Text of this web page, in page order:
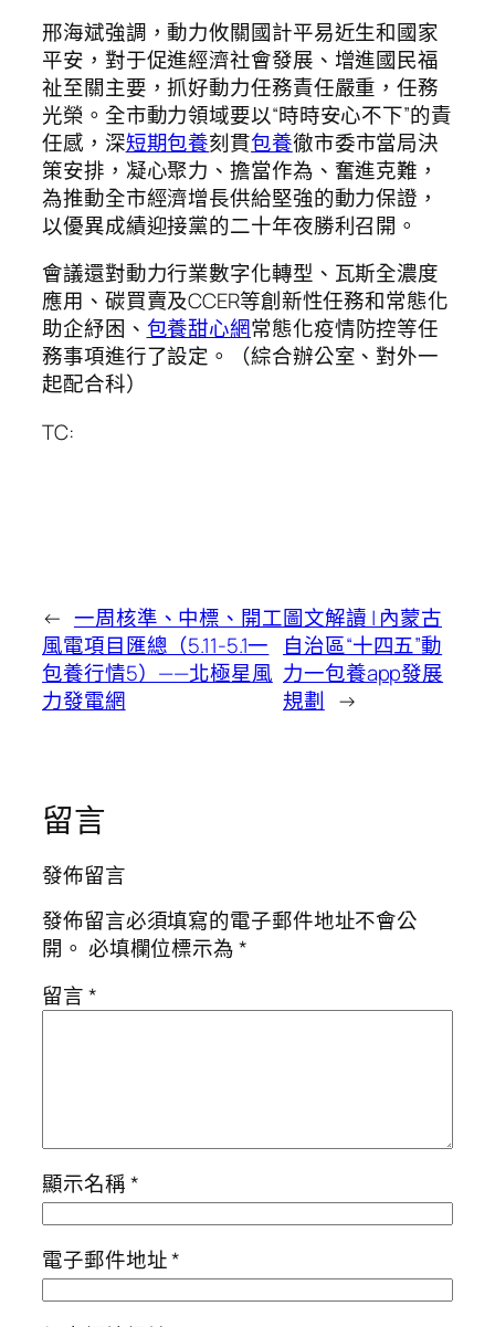
邢海斌強調，動力攸關國計平易近生和國家
平安，對于促進經濟社會發展、增進國民福
祉至關主要，抓好動力任務責任嚴重，任務
光榮。全市動力領域要以“時時安心不下”的責
任感，深短期包養刻貫包養徹市委市當局決
策安排，凝心聚力、擔當作為、奮進克難，
為推動全市經濟增長供給堅強的動力保證，
以優異成績迎接黨的二十年夜勝利召開。
會議還對動力行業數字化轉型、瓦斯全濃度
應用、碳買賣及CCER等創新性任務和常態化
助企紓困、 包養甜心網常態化疫情防控等任
務事項進行了設定。（綜合辦公室、對外一
起配合科）
TC:
← 一周核準、中標、開工
風電項目匯總（5.11-5.1一
包養行情5）——北極星風
力發電網
圖文解讀 | 內蒙古
自治區“十四五”動
力一包養app發展
規劃 →
留言
發佈留言
發佈留言必須填寫的電子郵件地址不會公
開。 必填欄位標示為*
留言*
顯示名稱*
電子郵件地址*